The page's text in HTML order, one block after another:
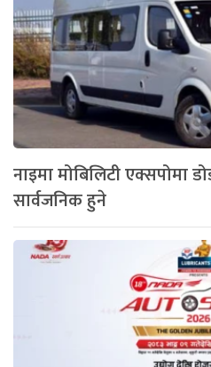
नाइमा मोबिलिटी एक्सपोमा
सार्वजनिक हुने